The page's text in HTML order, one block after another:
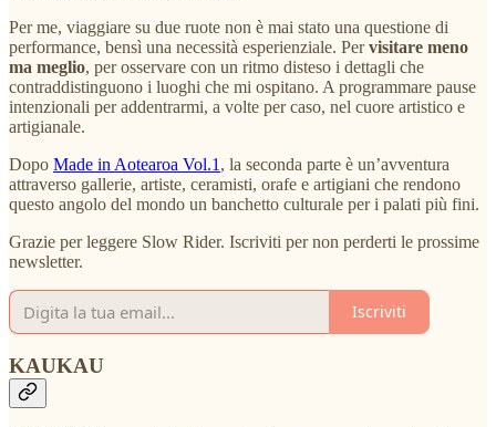
Per me, viaggiare su due ruote non è mai stato una questione di
performance, bensì una necessità esperienziale. Pervisitare meno
ma meglio, per osservare con un ritmo disteso i dettagli che
contraddistinguono i luoghi che mi ospitano. A programmare pause
intenzionali per addentrarmi, a volte per caso, nel cuore artistico e
artigianale.
Dopo Made in Aotearoa Vol.1 , la seconda parte è un’avventura
attraverso gallerie, artiste, ceramisti, orafe e artigiani che rendono
questo angolo del mondo un banchetto culturale per i palati più fini.
Grazie per leggere Slow Rider. Iscriviti per non perderti le prossime
newsletter.
Iscriviti
KAUKAU